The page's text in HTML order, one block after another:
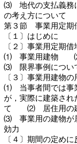
⑶ 地代の支払義
の考え方について
第３節 事業用定期
〔１〕はじめに
〔２〕事業用定期
⑴ 事業用建物 ⑵
⑶ 限界事例につい
〔３〕事業用建物
⑴ 当事者間では事
が，実際に建築さ
て ⑵ 居住用の建
⑶ 事業用の建物
効力
〔４〕期間の定め